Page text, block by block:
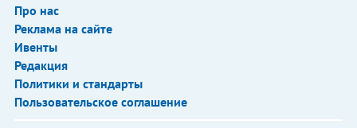
Про нас
Реклама на сайте
Ивенты
Редакция
Политики и стандарты
Пользовательское соглашение